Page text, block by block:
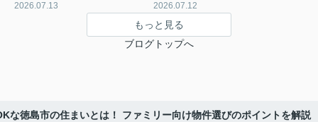
2026.07.13 2026.07.12
もっと見る
ブログトップへ
な徳島市の住まいとは！ ファミリー向け物件選びのポイントを解説